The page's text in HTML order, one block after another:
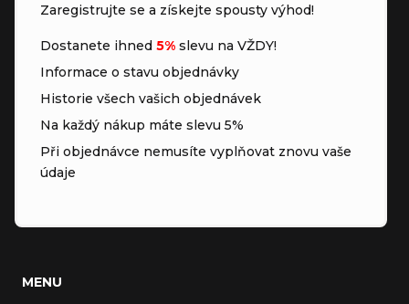
Zaregistrujte se a získejte spousty výhod!
Dostanete ihned 5% slevu na VŽDY!
Informace o stavu objednávky
Historie všech vašich objednávek
Na každý nákup máte slevu 5%
Při objednávce nemusíte vyplňovat znovu vaše
údaje
MENU